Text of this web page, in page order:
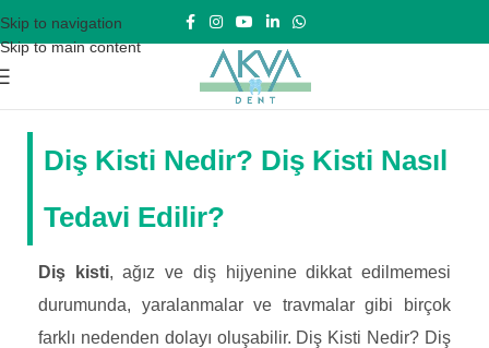
Skip to navigation
Skip to main content
Diş Kisti Nedir? Diş Kisti Nasıl
Tedavi Edilir?
Diş kisti, ağız ve diş hijyenine dikkat edilmemesi
durumunda, yaralanmalar ve travmalar gibi birçok
farklı nedenden dolayı oluşabilir. Diş Kisti Nedir? Diş